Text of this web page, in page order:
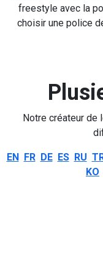
freestyle avec la
choisir une police
Notre créateur de
EN FR DE ES RU
KO